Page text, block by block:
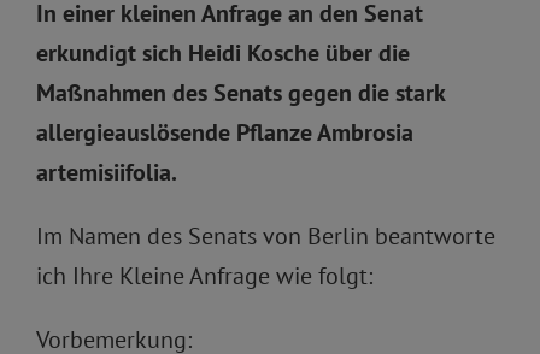
In einer kleinen Anfrage an den Senat
erkundigt sich Heidi Kosche über die
Maßnahmen des Senats gegen die stark
allergieauslösende Pflanze Ambrosia
artemisiifolia.
Im Namen des Senats von Berlin beantworte
ich Ihre Kleine Anfrage wie folgt:
Vorbemerkung: